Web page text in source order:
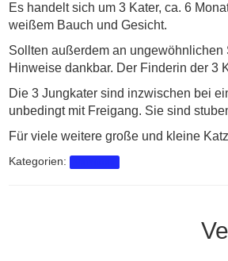
Es handelt sich um 3 Kater, ca. 6
weißem Bauch und Gesicht.
Sollten außerdem an
Hinweise dankbar. Der Finderin der 3
Die 3 Jungkater sind inzwischen bei
unbedingt mit Freigang. Sie sind
Für viele weitere große und kleine
Kategorien: